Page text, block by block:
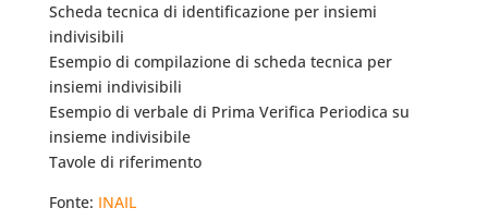
Scheda tecnica di identificazione per insiemi
indivisibili
Esempio di compilazione di scheda tecnica per
insiemi indivisibili
Esempio di verbale di Prima Verifica Periodica su
insieme indivisibile
Tavole di riferimento
Fonte: INAIL